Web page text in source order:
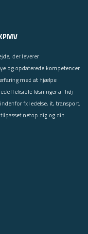
der leverer
og opdaterede kompetencer.
med at hjælpe
fleksible løsninger af høj
fx ledelse, it, transport,
netop dig og din